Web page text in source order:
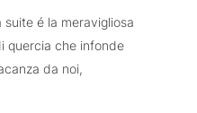
é la meravigliosa
quercia che infonde
da noi,